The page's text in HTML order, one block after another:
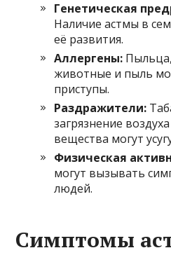
Генетическая
Наличие астмы в
её развития.
Аллергены:
животные и пыль
приступы.
Раздражители:
загрязнение
вещества могут
Физическая
могут вызывать
людей.
Симптомы